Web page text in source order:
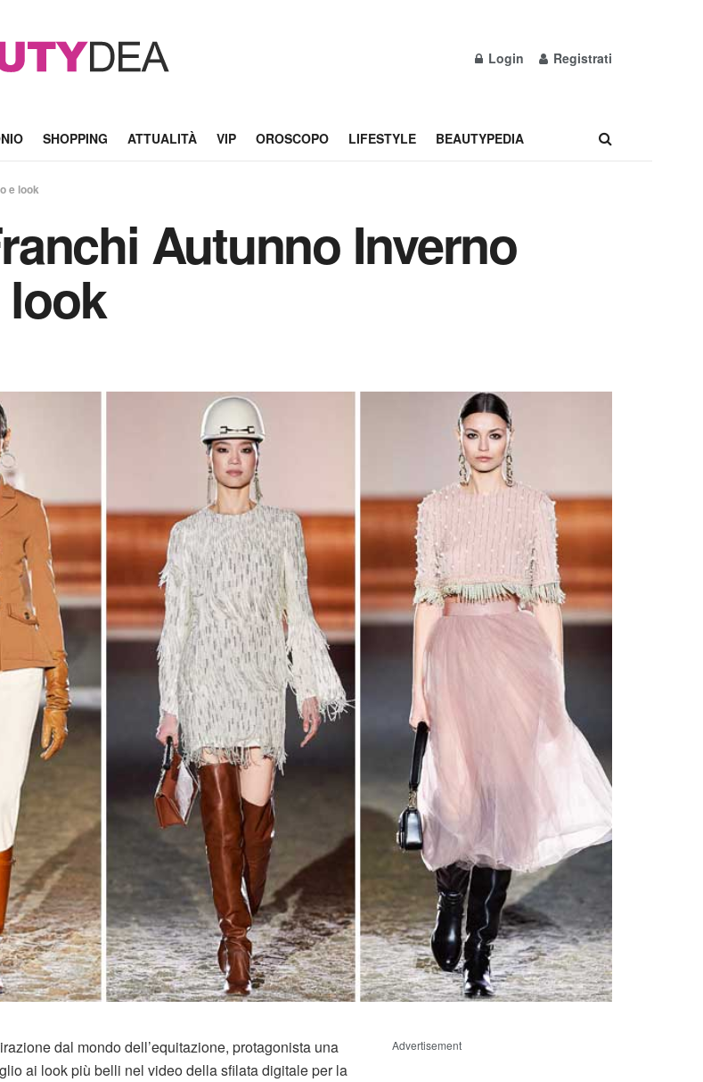
Login Registrati
SHOPPING ATTUALITÀ VIP OROSCOPO LIFESTYLE BEAUTYPEDIA
e look
Autunno Inverno
look
dal mondo dell’equitazione, protagonista una
ai look più belli nel video della sfilata digitale per la
Advertisement